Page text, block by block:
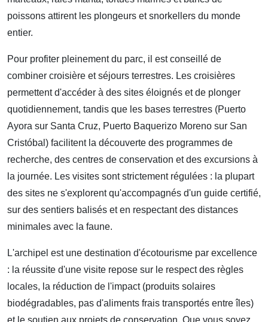
poissons attirent les plongeurs et snorkellers du monde
entier.
Pour profiter pleinement du parc, il est conseillé de
combiner croisière et séjours terrestres. Les croisières
permettent d'accéder à des sites éloignés et de plonger
quotidiennement, tandis que les bases terrestres (Puerto
Ayora sur Santa Cruz, Puerto Baquerizo Moreno sur San
Cristóbal) facilitent la découverte des programmes de
recherche, des centres de conservation et des excursions à
la journée. Les visites sont strictement régulées : la plupart
des sites ne s'explorent qu'accompagnés d'un guide certifié,
sur des sentiers balisés et en respectant des distances
minimales avec la faune.
L'archipel est une destination d'écotourisme par excellence
: la réussite d'une visite repose sur le respect des règles
locales, la réduction de l'impact (produits solaires
biodégradables, pas d'aliments frais transportés entre îles)